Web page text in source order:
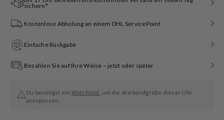
sichern*
Kostenlose Abholung an einem DHL ServicePoint
Einfache Rückgabe
Bezahlen Sie auf Ihre Weise – jetzt oder später
Du benötigst ein Watchtool
, um die Armbandgröße dieser Uhr
anzupassen.